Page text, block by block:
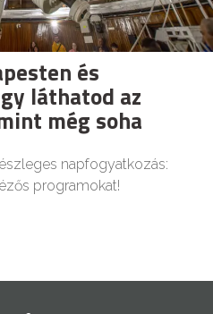
és
láthatod az
még soha
napfogyatkozás:
programokat!